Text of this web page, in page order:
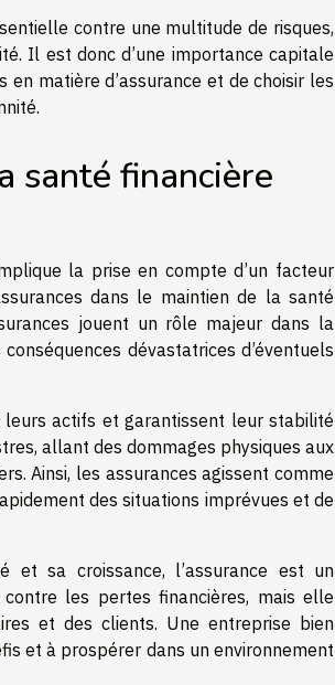
contre une multitude de risques,
Il est donc d’une importance capitale
matière d’assurance et de choisir les
santé financière
la prise en compte d’un facteur
dans le maintien de la santé
jouent un rôle majeur dans la
dévastatrices d’éventuels
actifs et garantissent leur stabilité
allant des dommages physiques aux
Ainsi, les assurances agissent comme
des situations imprévues et de
et sa croissance, l’assurance est un
les pertes financières, mais elle
et des clients. Une entreprise bien
et à prospérer dans un environnement